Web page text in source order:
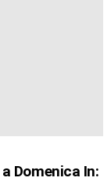
Domenica In: